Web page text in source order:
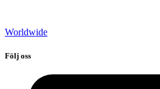
Worldwide
Följ oss